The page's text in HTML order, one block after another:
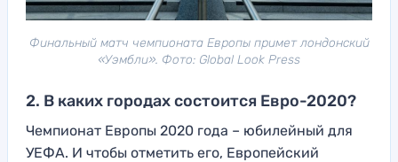
Финальный матч чемпионата Европы примет лондонский
«Уэмбли». Фото: Global Look Press
2. В каких городах состоится Евро-2020?
Чемпионат Европы 2020 года – юбилейный для
УЕФА. И чтобы отметить его, Европейский